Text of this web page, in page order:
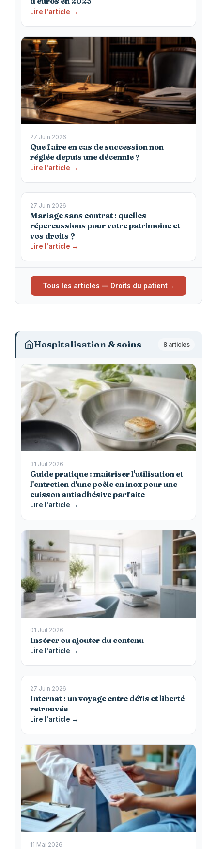
Lire l'article →
27 Juin 2026
Que faire en cas de succession non
réglée depuis une décennie ?
Lire l'article →
27 Juin 2026
Mariage sans contrat : quelles
répercussions pour votre patrimoine et
vos droits ?
Lire l'article →
Tous les articles — Droits du patient
Hospitalisation & soins 8 articles
31 Juil 2026
Guide pratique : maîtriser l'utilisation et
l'entretien d'une poêle en inox pour une
cuisson antiadhésive parfaite
Lire l'article →
01 Juil 2026
Insérer ou ajouter du contenu
Lire l'article →
27 Juin 2026
Internat : un voyage entre défis et liberté
retrouvée
Lire l'article →
11 Mai 2026